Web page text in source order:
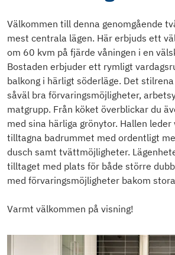
Välkommen till denna genomgående
mest centrala lägen. Här erbjuds ett
om 60 kvm på fjärde våningen i en
Bostaden erbjuder ett rymligt
balkong i härligt söderläge. Det
såväl bra förvaringsmöjligheter,
matgrupp. Från köket överblickar du
med sina härliga grönytor. Hallen
tilltagna badrummet med ordentligt
dusch samt tvättmöjligheter.
tilltaget med plats för både större
med förvaringsmöjligheter bakom
Varmt välkommen på visning!